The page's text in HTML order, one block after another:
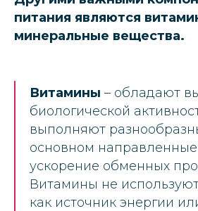
питания являются
минеральные вещества.
Витамины – обладают
биологической
выполняют
основном направленные
ускорение обменных
Витамины не
как источник энергии